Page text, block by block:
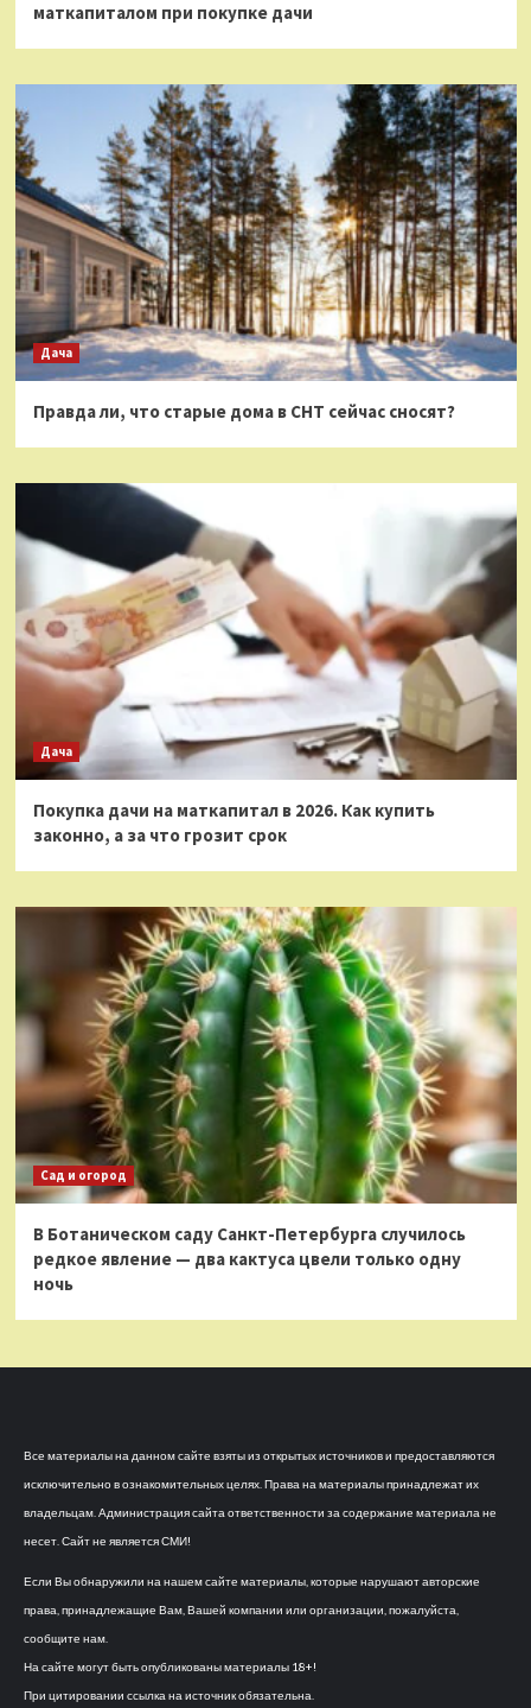
маткапиталом при покупке дачи
Дача
Правда ли, что старые дома в СНТ сейчас сносят?
Дача
Покупка дачи на маткапитал в 2026. Как купить
законно, а за что грозит срок
Сад и огород
В Ботаническом саду Санкт-Петербурга случилось
редкое явление — два кактуса цвели только одну
ночь
Все материалы на данном сайте взяты из открытых источников и предоставляются
исключительно в ознакомительных целях. Права на материалы принадлежат их
владельцам. Администрация сайта ответственности за содержание материала не
несет. Сайт не является СМИ!
Если Вы обнаружили на нашем сайте материалы, которые нарушают авторские
права, принадлежащие Вам, Вашей компании или организации, пожалуйста,
сообщите нам.
На сайте могут быть опубликованы материалы 18+!
При цитировании ссылка на источник обязательна.